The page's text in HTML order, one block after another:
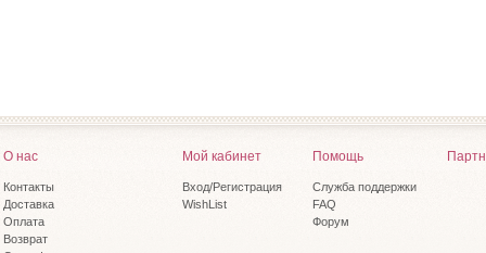
О нас
Контакты
Доставка
Оплата
Возврат
Мой кабинет
Вход/Регистрация
WishList
Помощь
Служба поддержки
FAQ
Форум